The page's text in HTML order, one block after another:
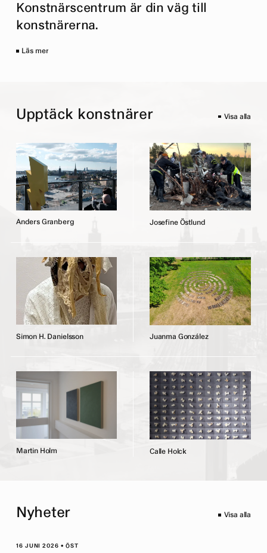
Konstnärscentrum är din väg till
konstnärerna.
Läs mer
Upptäck konstnärer Visa alla
Anders Granberg Josefne Östlund
Simon H. Danielsson Juanma González
Martin Holm Calle Holck
Nyheter Visa alla
16 JUNI 2026 • ÖST